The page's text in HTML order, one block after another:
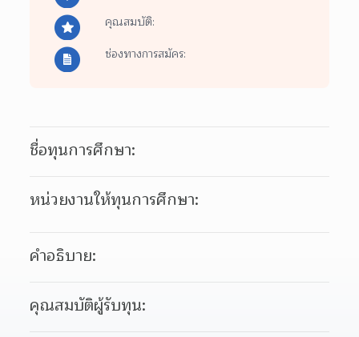
คุณสมบัติ:
ช่องทางการสมัคร:
ชื่อทุนการศึกษา:
หน่วยงานให้ทุนการศึกษา:
คำอธิบาย:
คุณสมบัติผู้รับทุน: